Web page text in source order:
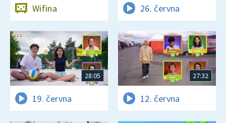
Wifina 26. června
28:05
19. června
27:32
12. června